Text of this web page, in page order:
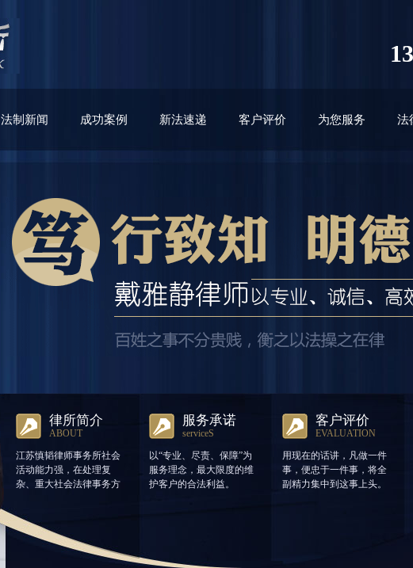
法制新闻 成功案例 新法速递 客户评价 为您服务 法
律所简介
ABOUT
江苏慎韬律师事务所社会
活动能力强，在处理复
杂、重大社会法律事务方
服务承诺
serviceS
以“专业、尽责、保障”为
服务理念，最大限度的维
护客户的合法利益。
客户评价
EVALUATION
用现在的话讲，凡做一件
事，便忠于一件事，将全
副精力集中到这事上头。